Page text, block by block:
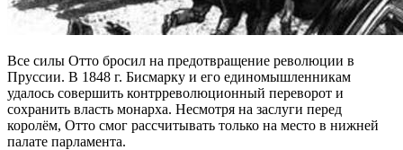
Все силы Отто бросил на предотвращение революции в
Пруссии. В 1848 г. Бисмарку и его единомышленникам
удалось совершить контрреволюционный переворот и
сохранить власть монарха. Несмотря на заслуги перед
королём, Отто смог рассчитывать только на место в нижней
палате парламента.